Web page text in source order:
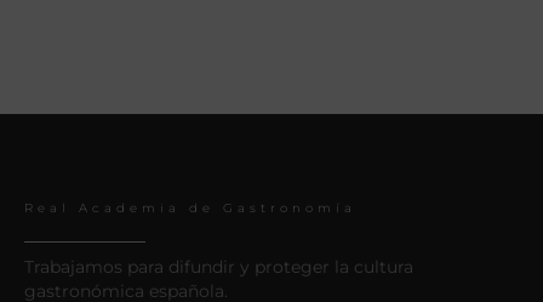
Real Academia de Gastronomía
Trabajamos para difundir y proteger la cultura
gastronómica española.